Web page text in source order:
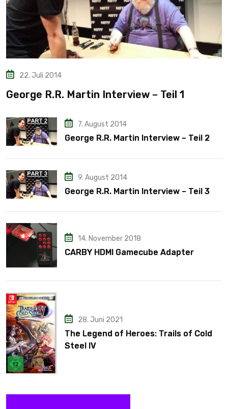
22. Juli 2014
George R.R. Martin Interview – Teil 1
7. August 2014
George R.R. Martin Interview – Teil 2
9. August 2014
George R.R. Martin Interview – Teil 3
14. November 2018
CARBY HDMI Gamecube Adapter
28. Juni 2021
The Legend of Heroes: Trails of Cold
Steel IV